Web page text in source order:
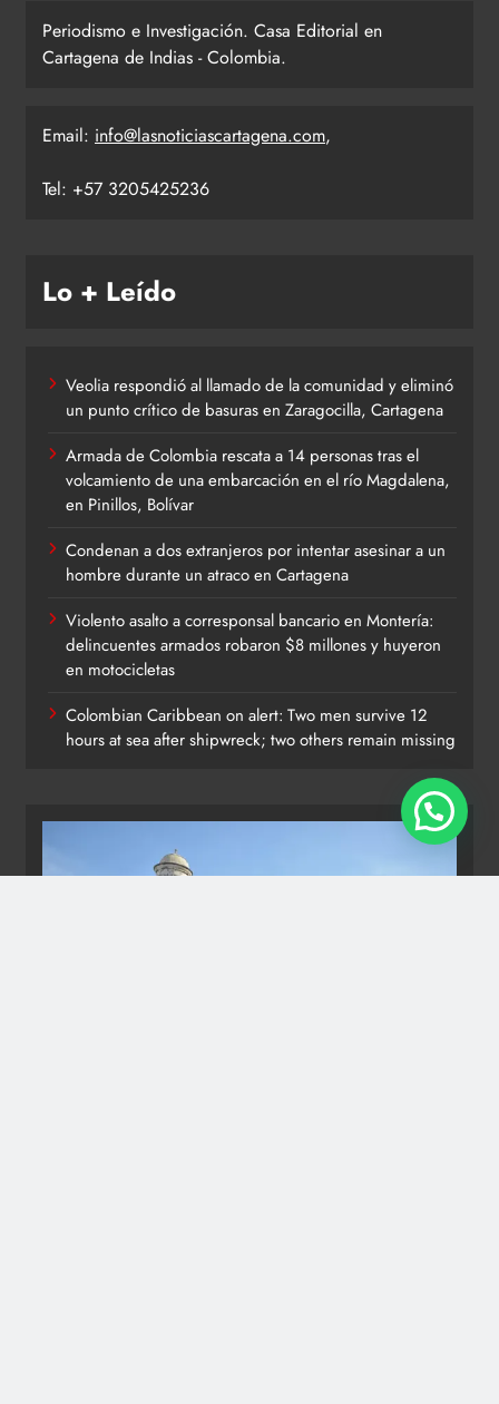
Periodismo e Investigación. Casa Editorial en
Cartagena de Indias - Colombia.
Email: info@lasnoticiascartagena.com,
Tel: +57 3205425236
Lo + Leído
Veolia respondió al llamado de la comunidad y eliminó
un punto crítico de basuras en Zaragocilla, Cartagena
Armada de Colombia rescata a 14 personas tras el
volcamiento de una embarcación en el río Magdalena,
en Pinillos, Bolívar
Condenan a dos extranjeros por intentar asesinar a un
hombre durante un atraco en Cartagena
Violento asalto a corresponsal bancario en Montería:
delincuentes armados robaron $8 millones y huyeron
en motocicletas
Colombian Caribbean on alert: Two men survive 12
hours at sea after shipwreck; two others remain missing